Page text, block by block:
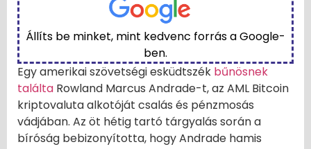
Állíts be minket, mint kedvenc forrás a Google-
ben.
Egy amerikai szövetségi esküdtszék bűnösnek
találta Rowland Marcus Andrade-t, az AML Bitcoin
kriptovaluta alkotóját csalás és pénzmosás
vádjában. Az öt hétig tartó tárgyalás során a
bíróság bebizonyította, hogy Andrade hamis